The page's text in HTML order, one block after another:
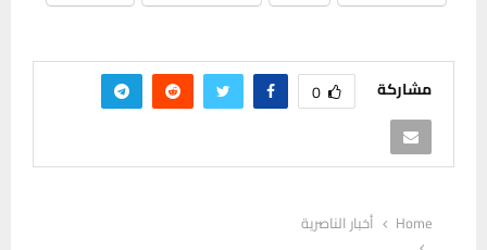
مشاركة 0
Home
أخبار الناصرية